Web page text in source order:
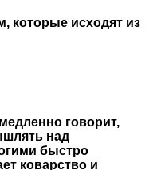
которые исходят из
говорит,
над
быстро
коварство и